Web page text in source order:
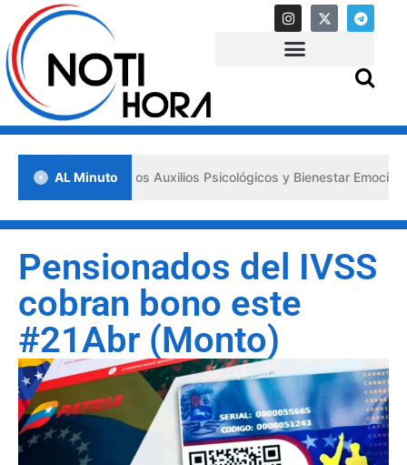
AL Minuto
los «Primeros Auxilios Psicológicos y Bienestar Emocional»
Pensionados del IVSS
cobran bono este
#21Abr (Monto)